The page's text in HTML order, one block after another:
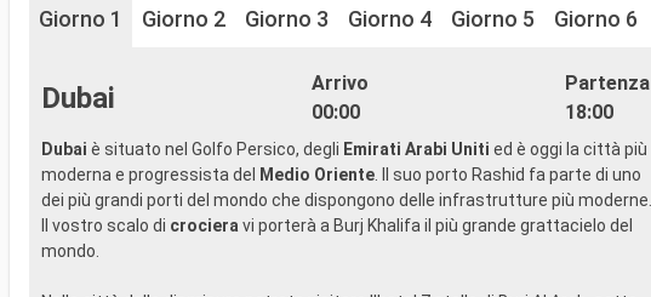
Giorno 1 Giorno 2 Giorno 3 Giorno 4 Giorno 5 Giorno 6
Dubai
Arrivo
00:00
Partenza
18:00
Dubai è situato nel Golfo Persico, degli Emirati Arabi Uniti ed è oggi la città più
moderna e progressista del Medio Oriente. Il suo porto Rashid fa parte di uno
dei più grandi porti del mondo che dispongono delle infrastrutture più moderne.
Il vostro scalo di crociera vi porterà a Burj Khalifa il più grande grattacielo del
mondo.